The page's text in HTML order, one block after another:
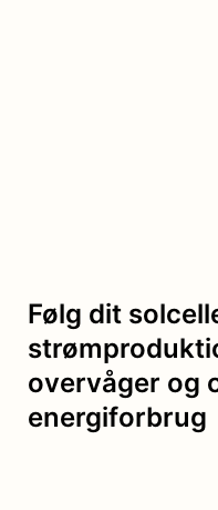
Følg dit
overvåger og
energiforbrug